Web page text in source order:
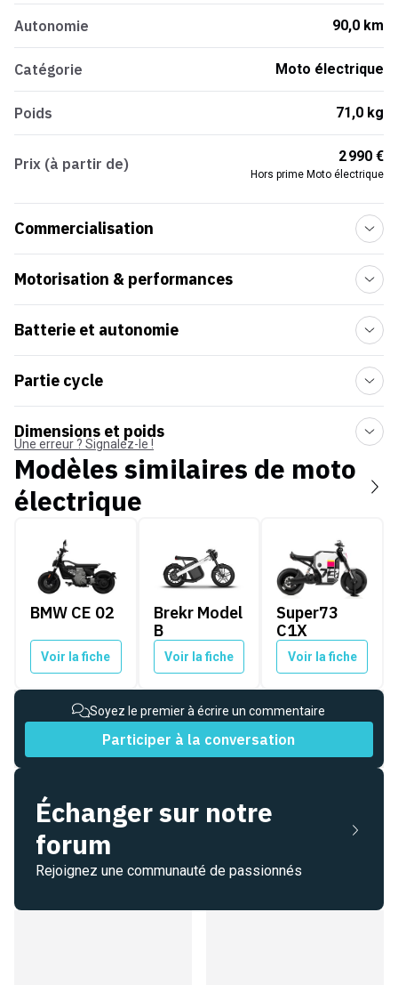
Autonomie 90,0 km
Catégorie Moto électrique
Poids 71,0 kg
Prix (à partir de) 2 990 €
Hors prime Moto électrique
Commercialisation
Motorisation & performances
Batterie et autonomie
Partie cycle
Dimensions et poids
Une erreur ? Signalez-le !
Modèles similaires de moto
électrique
BMW CE 02
BMW CE 02
Voir la fiche
Brekr Model
B
Voir la fiche
Super73 C1X
Super73
C1X
Voir la fiche
Soyez le premier à écrire un commentaire
Participer à la conversation
Échanger sur notre
forum
Rejoignez une communauté de passionnés